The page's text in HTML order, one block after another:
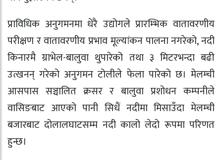
प्राविधिक अनुगमनमा धेरै उद्योगले प्रारम्भिक वातावरणीय
परीक्षण र वातावरणीय प्रभाव मूल्यांकन पालना नगरेको, नदी
किनारमै ग्राभेल-बालुवा थुपारेको तथा ३ मिटरभन्दा बढी
उत्खनन् गरेको अनुगमन टोलीले फेला पारेको छ। मेलम्ची
आसपास सञ्चालित क्रसर र बालुवा प्रशोधन कम्पनीले
वासिङबाट आएको पानी सिधैं नदीमा मिसाउँदा मेलम्ची
बजारबाट दोलालघाटसम्म नदी कालो लेदो रूपमा परिणत
हुन्छ।